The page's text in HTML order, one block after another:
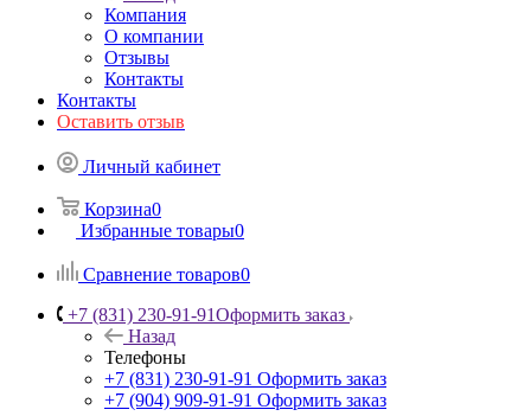
Компания
О компании
Отзывы
Контакты
Контакты
Оставить отзыв
Личный кабинет
Корзина0
Избранные товары0
Сравнение товаров0
+7 (831) 230-91-91Оформить заказ
Назад
Телефоны
+7 (831) 230-91-91 Оформить заказ
+7 (904) 909-91-91 Оформить заказ